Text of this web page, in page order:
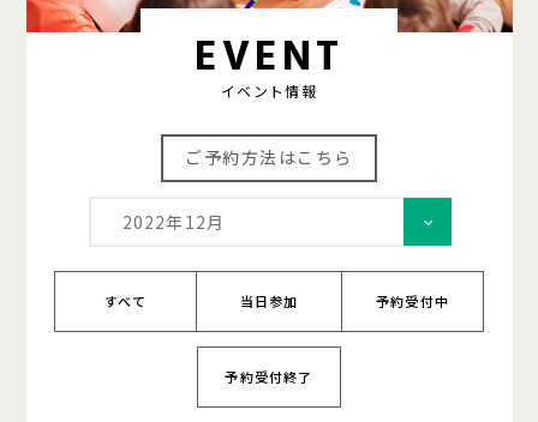
EVENT
イベント情報
ご予約方法はこちら
2022年12月
すべて 当日参加 予約受付中
予約受付終了